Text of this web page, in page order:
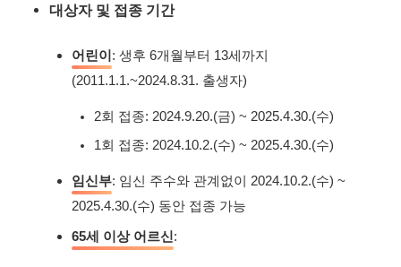
대상자 및 접종 기간
어린이: 생후 6개월부터 13세까지
(2011.1.1.~2024.8.31. 출생자)
2회 접종: 2024.9.20.(금) ~ 2025.4.30.(수)
1회 접종: 2024.10.2.(수) ~ 2025.4.30.(수)
임신부: 임신 주수와 관계없이 2024.10.2.(수) ~
2025.4.30.(수) 동안 접종 가능
65세 이상 어르신: